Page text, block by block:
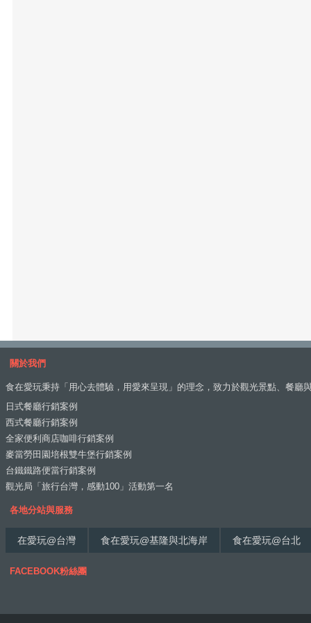
關於我們
食在愛玩秉持「用心去體驗，用愛來呈現」的理念，致力於觀光景點、餐廳
日式餐廳行銷案例
西式餐廳行銷案例
全家便利商店咖啡行銷案例
麥當勞田園培根雙牛堡行銷案例
台鐵鐵路便當行銷案例
觀光局「旅行台灣，感動100」活動第一名
各地分站與服務
在愛玩@台灣 食在愛玩@基隆與北海岸 食在愛玩@台北
FACEBOOK粉絲團